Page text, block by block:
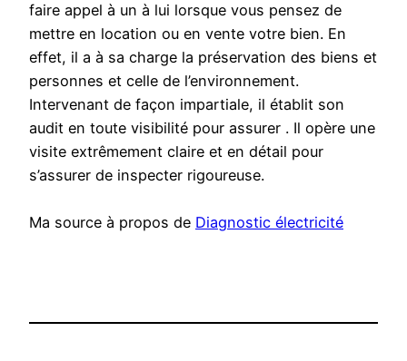
faire appel à un à lui lorsque vous pensez de
mettre en location ou en vente votre bien. En
effet, il a à sa charge la préservation des biens et
personnes et celle de l’environnement.
Intervenant de façon impartiale, il établit son
audit en toute visibilité pour assurer . Il opère une
visite extrêmement claire et en détail pour
s’assurer de inspecter rigoureuse.
Ma source à propos de Diagnostic électricité